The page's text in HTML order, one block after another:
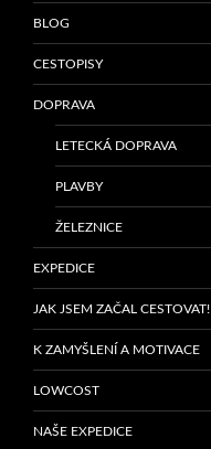
BLOG
CESTOPISY
DOPRAVA
LETECKÁ DOPRAVA
PLAVBY
ŽELEZNICE
EXPEDICE
JAK JSEM ZAČAL CESTOVAT!
K ZAMYŠLENÍ A MOTIVACE
LOWCOST
NAŠE EXPEDICE